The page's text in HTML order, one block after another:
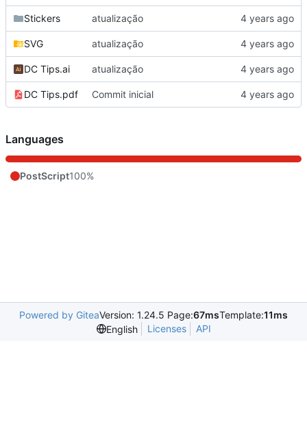
Stickers atualização
SVG atualização
DC Tips.ai atualização
DC Tips.pdf Commit inicial
Languages
PostScript100%
Powered by GiteaVersion: 1.24.5 Page:67msTemplate:11ms
English
Licenses API